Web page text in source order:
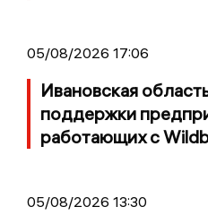
05/08/2026 17:06
Ивановская
поддержки
работающих с
05/08/2026 13:30